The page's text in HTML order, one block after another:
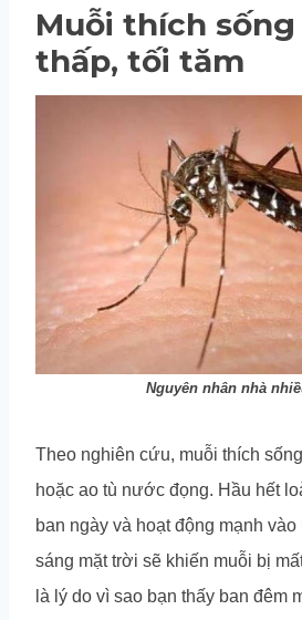
Muỗi thích
thấp, tối tăm
Nguyên nhân nhà
Theo nghiên cứu, muỗi thích
hoặc ao tù nước đọng. Hầu hết
ban ngày và hoạt động mạnh
sáng mặt trời sẽ khiến muỗi bị
là lý do vì sao bạn thấy ban đêm